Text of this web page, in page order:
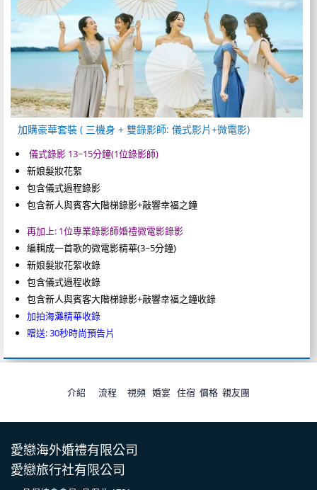
加購豪華套裝 ( 三機身 + 雙錄影師: 儀式影片+微電影)
儀式錄影 13~15分鐘(1位錄影師)
新娘髮妝花絮
包含儀式過程錄影
包含新人與賓客大階梯錄影+敲響幸福之鐘
再加上: 1位專業錄影師婚禮微電影錄影
編輯成一首歌的微電影精華(3~5分鐘)
新娘髮妝花絮收錄
包含儀式過程收錄
包含新人與賓客大階梯錄影+敲響幸福之鐘收錄
加拍海灘精華收錄
贈送: 30秒時尚預告片
介紹 流程 視頻 婚宴 住宿 價格 親友團
愛戀海外婚禮有限公司
愛戀旅行社有限公司